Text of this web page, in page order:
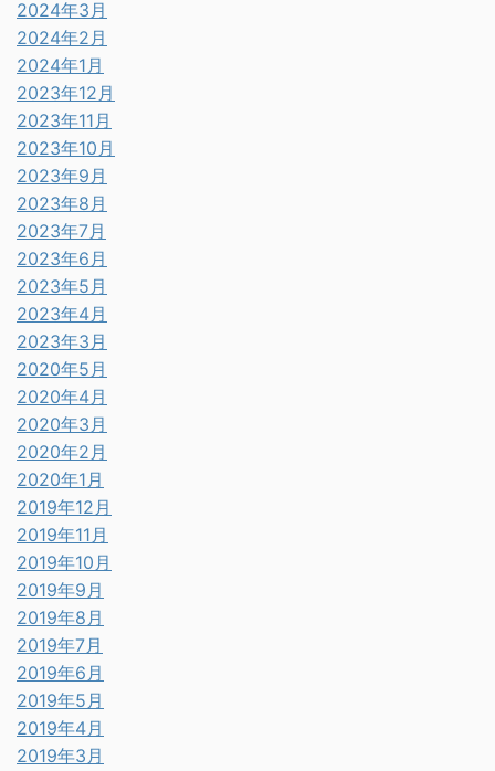
2024年3月
2024年2月
2024年1月
2023年12月
2023年11月
2023年10月
2023年9月
2023年8月
2023年7月
2023年6月
2023年5月
2023年4月
2023年3月
2020年5月
2020年4月
2020年3月
2020年2月
2020年1月
2019年12月
2019年11月
2019年10月
2019年9月
2019年8月
2019年7月
2019年6月
2019年5月
2019年4月
2019年3月